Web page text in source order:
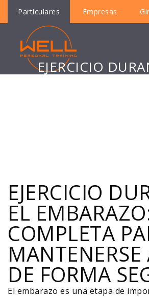
Particulares Empresas
EJERCICIO
EJERCICIO
EL
COMPLETA
MANTENERSE
DE FORMA
El embarazo es una etapa de